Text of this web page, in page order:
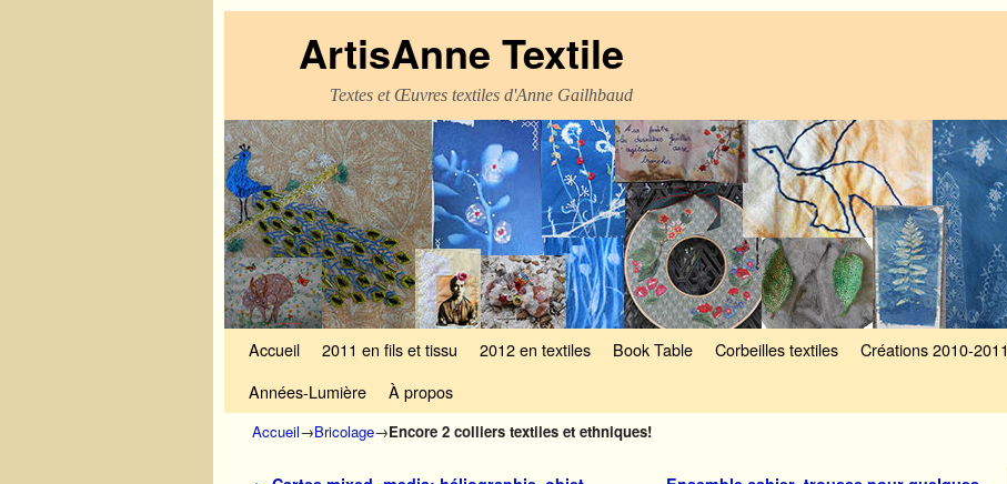
ArtisAnne Textile
Textes et Œuvres textiles d'Anne Gailhbaud
Accueil 2011 en fils et tissu 2012 en textiles Book Table Corbeilles textiles Créations 2010-2011
Années-Lumière
À propos
Accueil→Bricolage→Encore 2 colliers textiles et ethniques!